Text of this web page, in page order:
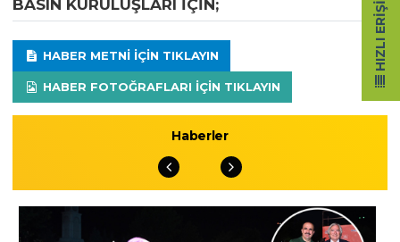
BASIN KURULUŞLARI IÇIN;
HABER METNI IÇIN TIKLAYIN
HABER FOTOĞRAFLARI IÇIN TIKLAYIN
Haberler
HIZLI ERIŞIM